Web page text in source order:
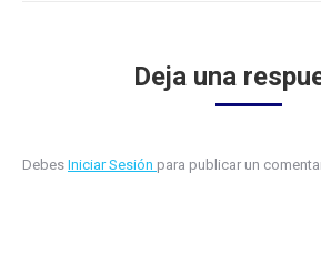
Deja una
Debes Iniciar Sesión para publicar un